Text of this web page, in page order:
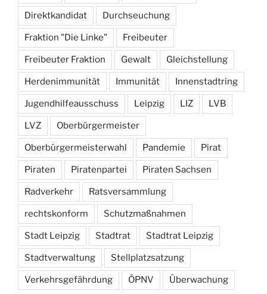
Direktkandidat Durchseuchung
Fraktion "Die Linke" Freibeuter
Freibeuter Fraktion Gewalt Gleichstellung
Herdenimmunität Immunität Innenstadtring
Jugendhilfeausschuss Leipzig LIZ LVB
LVZ Oberbürgermeister
Oberbürgermeisterwahl Pandemie Pirat
Piraten Piratenpartei Piraten Sachsen
Radverkehr Ratsversammlung
rechtskonform Schutzmaßnahmen
Stadt Leipzig Stadtrat Stadtrat Leipzig
Stadtverwaltung Stellplatzsatzung
Verkehrsgefährdung ÖPNV Überwachung